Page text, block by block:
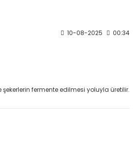
10-08-2025 00:34
fermente edilmesi yoluyla üretilir.